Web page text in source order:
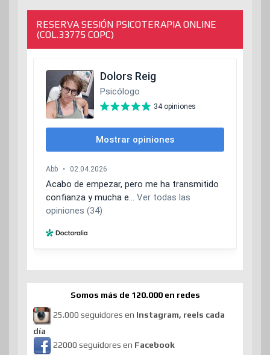
RESERVA SESIÓN PSICOTERAPIA ONLINE
(COL.33775 COPC)
Somos más de 120.000 en redes
25.000 seguidores en Instagram, reels cada
día
22000 seguidores en Facebook